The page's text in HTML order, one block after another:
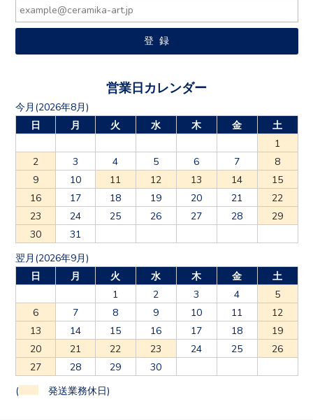
営業日カレンダー
今月(2026年8月)
日
月 火 水 木 金
土
1
2
3 4 5 6 7
8
9
10 11 12 13 14
15
16
17 18 19 20 21
22
23
24 25 26 27 28
29
30
31
翌月(2026年9月)
日
月 火 水 木 金
土
1
2 3 4
5
6
7 8 9 10 11
12
13
14 15 16 17 18
19
20
21 22 23 24 25
26
27
28 29 30
( 発送業務休日)